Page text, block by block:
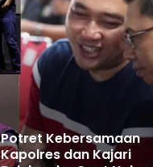
Potret Kebersamaan
Kapolres dan Kajari